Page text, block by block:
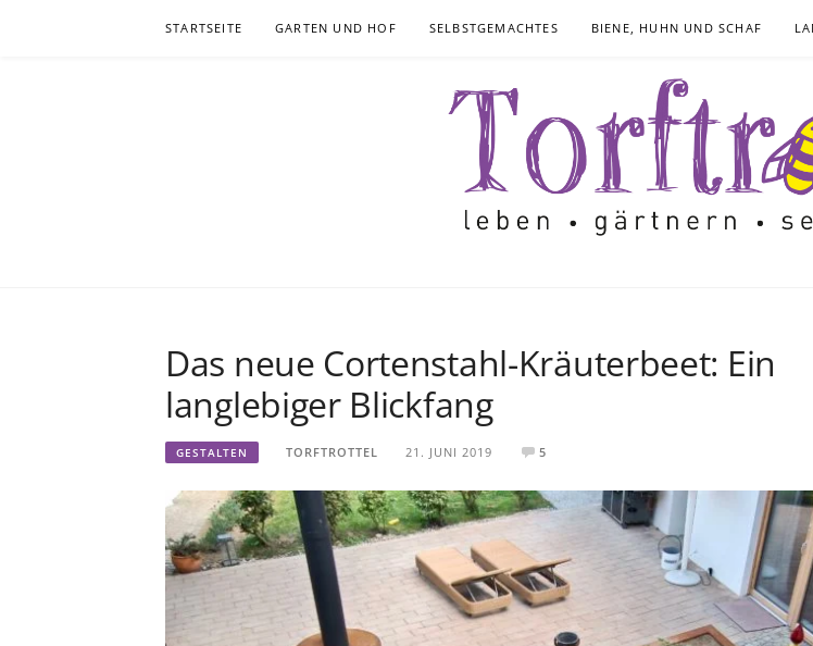
STARTSEITE GARTEN UND HOF SELBSTGEMACHTES BIENE, HUHN UND SCHAF
Das neue Cortenstahl-Kräuterbeet: Ein
langlebiger Blickfang
GESTALTEN TORFTROTTEL 21. JUNI 2019 5